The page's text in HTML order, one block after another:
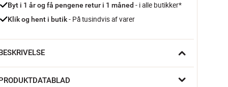
Byt i 1 år og få pengene retur i 1 måned - i alle butikker*
Klik og hent i butik - På tusindvis af varer
chokolade eller laver den perfekte, cremede sauce til